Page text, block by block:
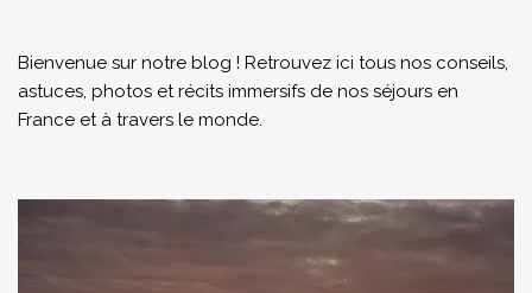
Bienvenue sur notre blog ! Retrouvez ici tous nos conseils,
astuces, photos et récits immersifs de nos séjours en
France et à travers le monde.